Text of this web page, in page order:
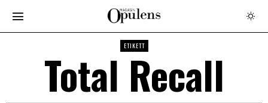
ETIKETT
Total Recall